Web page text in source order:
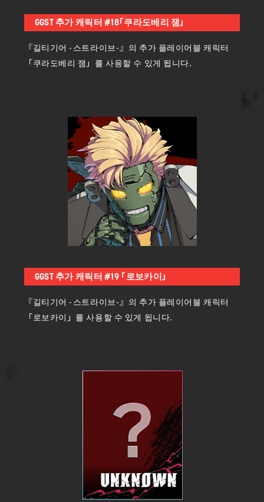
GGST 추가 캐릭터 #18「쿠라도베리 잼」
『길티기어 -스트라이브-』의 추가 플레이어블 캐릭터
「쿠라도베리 잼」를 사용할 수 있게 됩니다.
GGST 추가 캐릭터 #19 「로보카이」
『길티기어 -스트라이브-』의 추가 플레이어블 캐릭터
「로보카이」를 사용할 수 있게 됩니다.